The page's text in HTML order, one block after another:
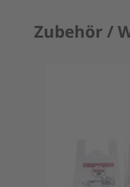
Zubehör /